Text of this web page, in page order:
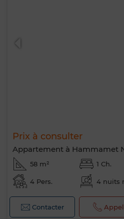
Prix à consulter
Appartement à Hammamet
58 m² 1 Ch.
4 Pers. 4 nuits
Contacter